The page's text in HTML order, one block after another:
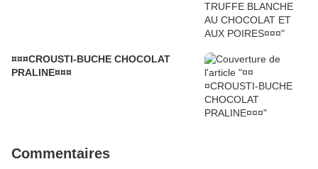
¤¤¤CROUSTI-BUCHE CHOCOLAT
PRALINE¤¤¤
Commentaires